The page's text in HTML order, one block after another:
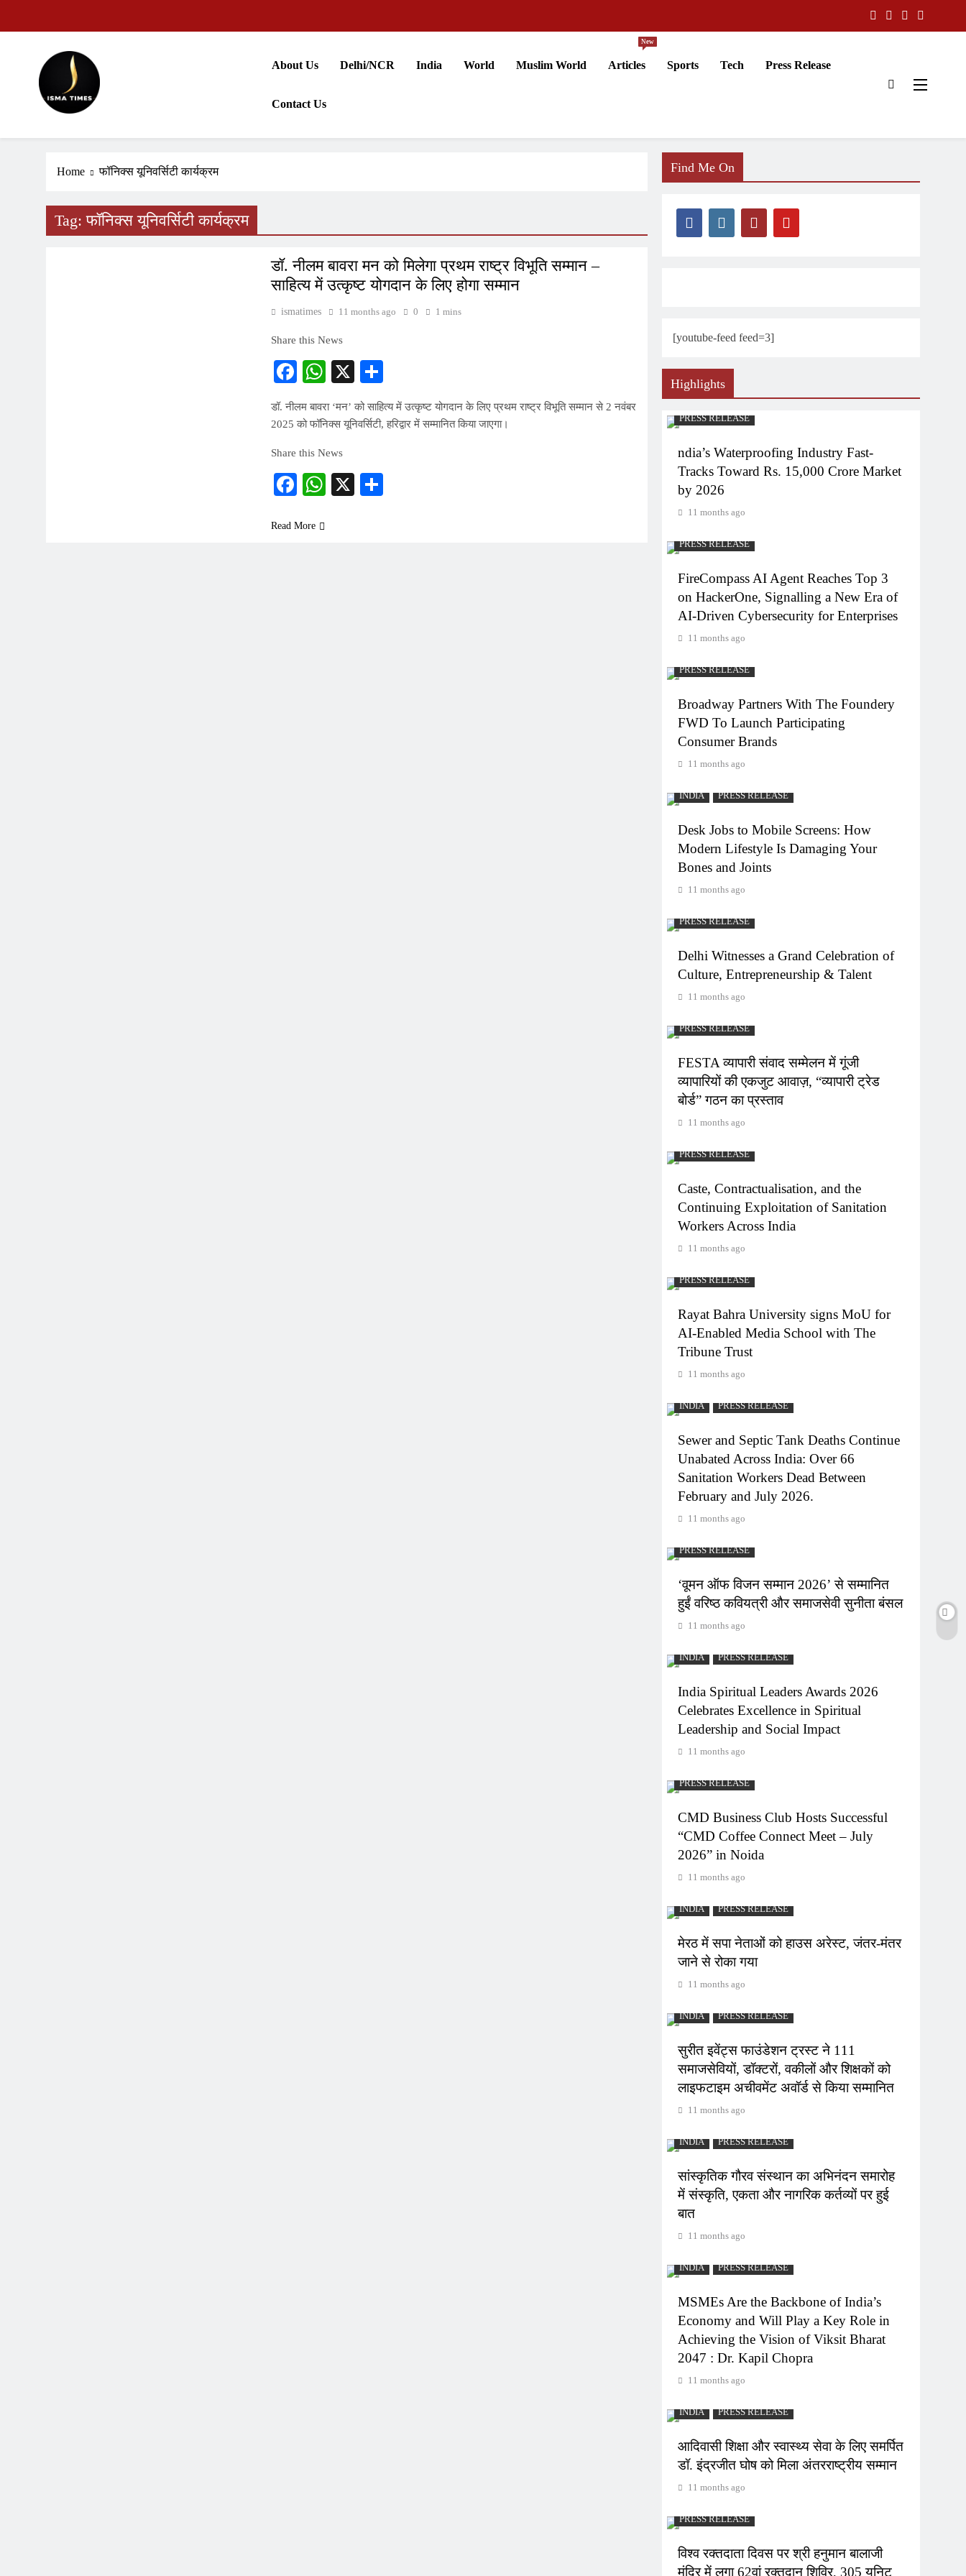
ISMA TIMES NEWS
About Us Delhi/NCR India World Muslim World Articles
New
Sports Tech Press Release
Contact Us
Home फॉनिक्स यूनिवर्सिटी कार्यक्रम
Tag:फॉनिक्स यूनिवर्सिटी कार्यक्रम
PRESS RELEASE
डॉ. नीलम बावरा मन को मिलेगा प्रथम राष्ट्र विभूति सम्मान –
साहित्य में उत्कृष्ट योगदान के लिए होगा सम्मान
ismatimes 11 months ago 0 1 mins
Share this News
Facebook
WhatsApp
X
डॉ. नीलम बावरा ‘मन’ को साहित्य में उत्कृष्ट योगदान के लिए प्रथम राष्ट्र विभूति सम्मान से 2 नवंबर
2025 को फॉनिक्स यूनिवर्सिटी, हरिद्वार में सम्मानित किया जाएगा।
Share this News
Facebook
WhatsApp
X
Read More
Find Me On
[youtube-feed feed=3]
Highlights
PRESS RELEASE
ndia’s Waterproofing Industry Fast-
Tracks Toward Rs. 15,000 Crore Market
by 2026
11 months ago
PRESS RELEASE
FireCompass AI Agent Reaches Top 3
on HackerOne, Signalling a New Era of
AI-Driven Cybersecurity for Enterprises
11 months ago
PRESS RELEASE
Broadway Partners With The Foundery
FWD To Launch Participating
Consumer Brands
11 months ago
INDIA PRESS RELEASE
Desk Jobs to Mobile Screens: How
Modern Lifestyle Is Damaging Your
Bones and Joints
11 months ago
PRESS RELEASE
Delhi Witnesses a Grand Celebration of
Culture, Entrepreneurship & Talent
11 months ago
PRESS RELEASE
FESTA व्यापारी संवाद सम्मेलन में गूंजी
व्यापारियों की एकजुट आवाज़, “व्यापारी ट्रेड
बोर्ड” गठन का प्रस्ताव
11 months ago
PRESS RELEASE
Caste, Contractualisation, and the
Continuing Exploitation of Sanitation
Workers Across India
11 months ago
PRESS RELEASE
Rayat Bahra University signs MoU for
AI-Enabled Media School with The
Tribune Trust
11 months ago
INDIA PRESS RELEASE
Sewer and Septic Tank Deaths Continue
Unabated Across India: Over 66
Sanitation Workers Dead Between
February and July 2026.
11 months ago
PRESS RELEASE
‘वूमन ऑफ विजन सम्मान 2026’ से सम्मानित
हुईं वरिष्ठ कवियत्री और समाजसेवी सुनीता बंसल
11 months ago
INDIA PRESS RELEASE
India Spiritual Leaders Awards 2026
Celebrates Excellence in Spiritual
Leadership and Social Impact
11 months ago
PRESS RELEASE
CMD Business Club Hosts Successful
“CMD Coffee Connect Meet – July
2026” in Noida
11 months ago
INDIA PRESS RELEASE
मेरठ में सपा नेताओं को हाउस अरेस्ट, जंतर-मंतर
जाने से रोका गया
11 months ago
INDIA PRESS RELEASE
सुरीत इवेंट्स फाउंडेशन ट्रस्ट ने 111
समाजसेवियों, डॉक्टरों, वकीलों और शिक्षकों को
लाइफटाइम अचीवमेंट अवॉर्ड से किया सम्मानित
11 months ago
INDIA PRESS RELEASE
सांस्कृतिक गौरव संस्थान का अभिनंदन समारोह
में संस्कृति, एकता और नागरिक कर्तव्यों पर हुई
बात
11 months ago
INDIA PRESS RELEASE
MSMEs Are the Backbone of India’s
Economy and Will Play a Key Role in
Achieving the Vision of Viksit Bharat
2047 : Dr. Kapil Chopra
11 months ago
INDIA PRESS RELEASE
आदिवासी शिक्षा और स्वास्थ्य सेवा के लिए समर्पित
डॉ. इंद्रजीत घोष को मिला अंतरराष्ट्रीय सम्मान
11 months ago
PRESS RELEASE
विश्व रक्तदाता दिवस पर श्री हनुमान बालाजी
मंदिर में लगा 62वां रक्तदान शिविर, 305 यूनिट